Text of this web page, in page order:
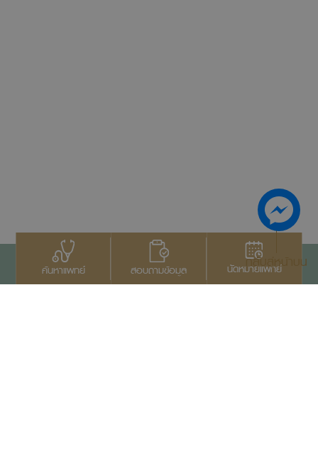
ค้นหาแพทย์ สอบถามข้อมูล นัดหมายแพทย์
กลับสู่หน้าบน